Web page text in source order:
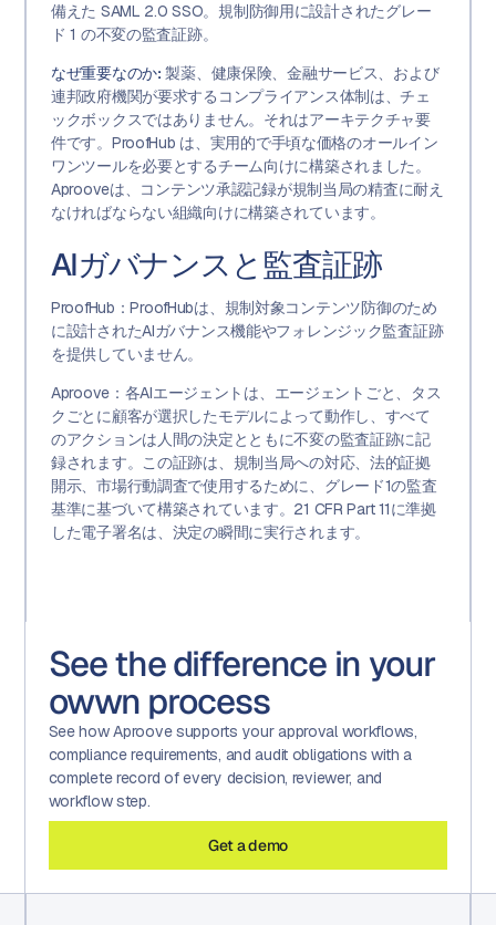
備えた SAML 2.0 SSO。規制防御用に設計されたグレー
ド 1 の不変の監査証跡。
なぜ重要なのか: 製薬、健康保険、金融サービス、および
連邦政府機関が要求するコンプライアンス体制は、チェ
ックボックスではありません。それはアーキテクチャ要
件です。ProofHub は、実用的で手頃な価格のオールイン
ワンツールを必要とするチーム向けに構築されました。
Aprooveは、コンテンツ承認記録が規制当局の精査に耐え
なければならない組織向けに構築されています。
AIガバナンスと監査証跡
ProofHub：ProofHubは、規制対象コンテンツ防御のため
に設計されたAIガバナンス機能やフォレンジック監査証跡
を提供していません。
Aproove：各AIエージェントは、エージェントごと、タス
クごとに顧客が選択したモデルによって動作し、すべて
のアクションは人間の決定とともに不変の監査証跡に記
録されます。この証跡は、規制当局への対応、法的証拠
開示、市場行動調査で使用するために、グレード1の監査
基準に基づいて構築されています。21 CFR Part 11に準拠
した電子署名は、決定の瞬間に実行されます。
See the difference in your
owwn process
See how Aproove supports your approval workflows,
compliance requirements, and audit obligations with a
complete record of every decision, reviewer, and
workflow step.
Get a demo